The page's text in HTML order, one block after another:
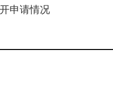
申请情况